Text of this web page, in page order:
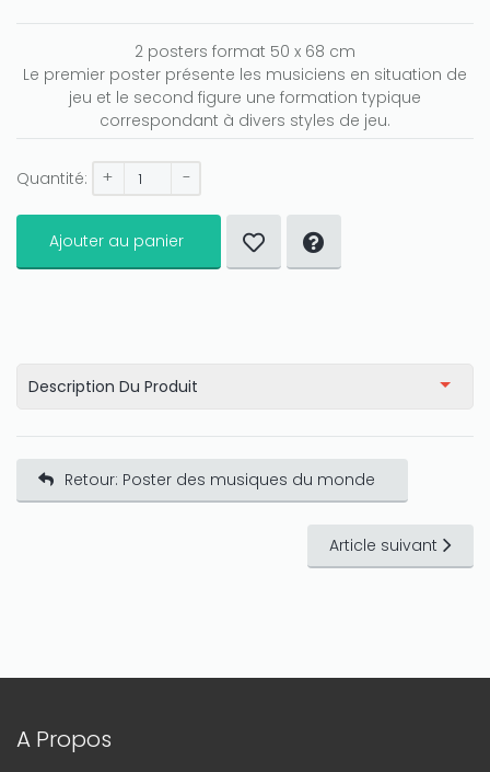
2 posters format 50 x 68 cm
Le premier poster présente les musiciens en situation de
jeu et le second figure une formation typique
correspondant à divers styles de jeu.
Quantité: + -
Ajouter au panier
Description Du Produit
Retour: Poster des musiques du monde
Article suivant
A Propos